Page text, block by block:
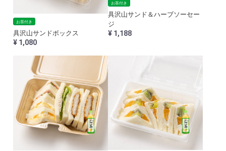
お茶付き
具沢山サンド＆ハーブソーセー
ジ
¥ 1,188
お茶付き
具沢山サンドボックス
¥ 1,080